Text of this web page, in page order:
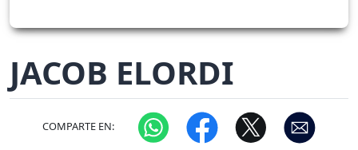
JACOB ELORDI
COMPARTE EN: